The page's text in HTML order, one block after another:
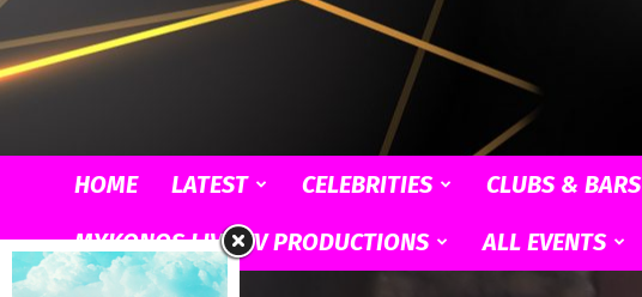
HOME LATEST CELEBRITIES CLUBS & BARS
MYKONOS LIVE TV PRODUCTIONS
ALL EVENTS